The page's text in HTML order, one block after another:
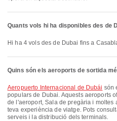
Quants vols hi ha disponibles des de
Hi ha 4 vols des de Dubai fins a
Quins són els aeroports de sortida
Aeropuerto Internacional de Dubái són
populars de Dubai. Aquests aeroports
de l'aeroport, Sala de pregària i moltes
teva experiència de viatge. Pots
serveis i la distribució dels terminals.